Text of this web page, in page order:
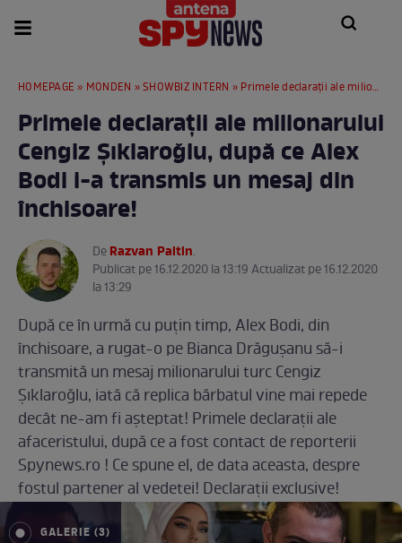
HOMEPAGE » MONDEN »SHOWBIZ INTERN » Primele declarații ale milionarului Cengiz Şıklaroğlu, după ce Alex Bodi i-a transmis un mesaj din închisoare!
Primele declarații ale milionarului
Cengiz Şıklaroğlu, după ce Alex
Bodi i-a transmis un mesaj din
închisoare!
DeRazvan Paltin.
Publicat pe 16.12.2020 la 13:19 Actualizat pe 16.12.2020
la 13:29
După ce în urmă cu puțin timp, Alex Bodi, din
închisoare, a rugat-o pe Bianca Drăgușanu să-i
transmită un mesaj milionarului turc Cengiz
Şıklaroğlu, iată că replica bărbatul vine mai repede
decât ne-am fi așteptat! Primele declarații ale
afaceristului, după ce a fost contact de reporterii
Spynews.ro ! Ce spune el, de data aceasta, despre
fostul partener al vedetei! Declarații exclusive!
GALERIE (3)